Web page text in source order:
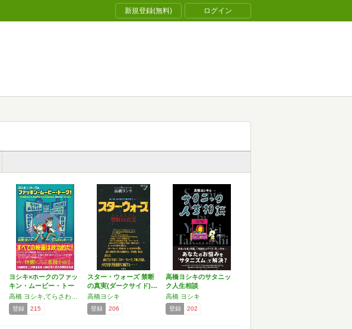
新規登録(無料) ログイン
ヨシキ×ホークのファッ
キン・ムービー・トー
ク!
登録 215
スター・ウォーズ 禁断
の真実(ダークサイド)…
高橋ヨシキ
登録 206
高橋ヨシキのサタニッ
ク人生相談
高橋 ヨシキ
登録 202